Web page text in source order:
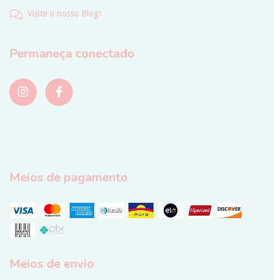
Visite o nosso Blog!
Permaneça conectado
Meios de pagamento
Meios de envio